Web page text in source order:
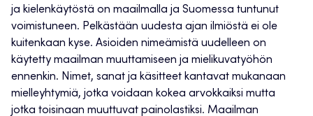
ja kielenkäytöstä on maailmalla ja Suomessa tuntunut
voimistuneen. Pelkästään uudesta ajan ilmiöstä ei ole
kuitenkaan kyse. Asioiden nimeämistä uudelleen on
käytetty maailman muuttamiseen ja mielikuvatyöhön
ennenkin. Nimet, sanat ja käsitteet kantavat mukanaan
mielleyhtymiä, jotka voidaan kokea arvokkaiksi mutta
jotka toisinaan muuttuvat painolastiksi. Maailman